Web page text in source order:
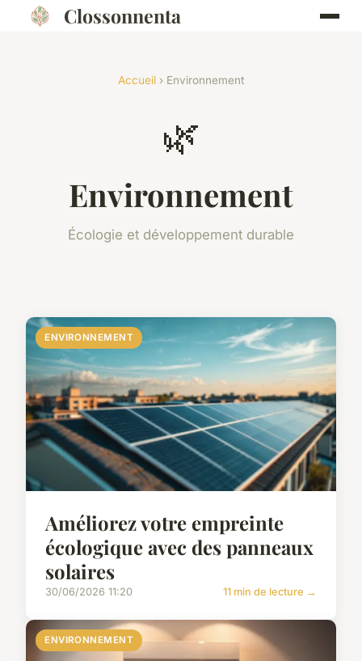
Clossonnenta
Accueil › Environnement
🌿
Environnement
Écologie et développement durable
ENVIRONNEMENT
Améliorez votre empreinte
écologique avec des panneaux
solaires
30/06/2026 11:20 11 min de lecture →
ENVIRONNEMENT